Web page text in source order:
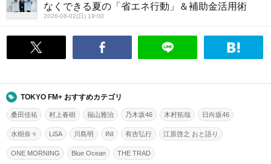
なくできる夏の「省エネ行動」＆補助金活用術
2026-08-02(日) 19:00
TOKYO FM+ おすすめカテゴリ
桑田佳祐 村上春樹 福山雅治 乃木坂46 木村拓哉 日向坂46
水樹奈々 LiSA 川島明 INI 有吉弘行 江原啓之 おと語り
ONE MORNING Blue Ocean THE TRAD